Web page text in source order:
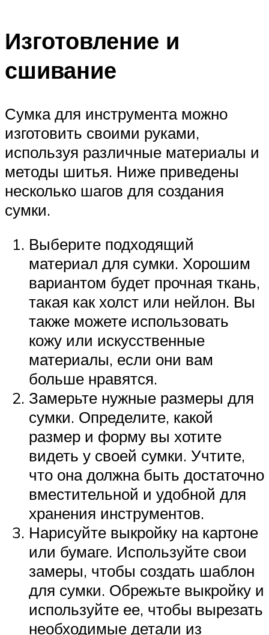
Изготовление и
сшивание
Сумка для инструмента можно
изготовить своими руками,
используя различные материалы и
методы шитья. Ниже приведены
несколько шагов для создания
сумки.
Выберите подходящий
материал для сумки. Хорошим
вариантом будет прочная ткань,
такая как холст или нейлон. Вы
также можете использовать
кожу или искусственные
материалы, если они вам
больше нравятся.
Замерьте нужные размеры для
сумки. Определите, какой
размер и форму вы хотите
видеть у своей сумки. Учтите,
что она должна быть достаточно
вместительной и удобной для
хранения инструментов.
Нарисуйте выкройку на картоне
или бумаге. Используйте свои
замеры, чтобы создать шаблон
для сумки. Обрежьте выкройку и
используйте ее, чтобы вырезать
необходимые детали из